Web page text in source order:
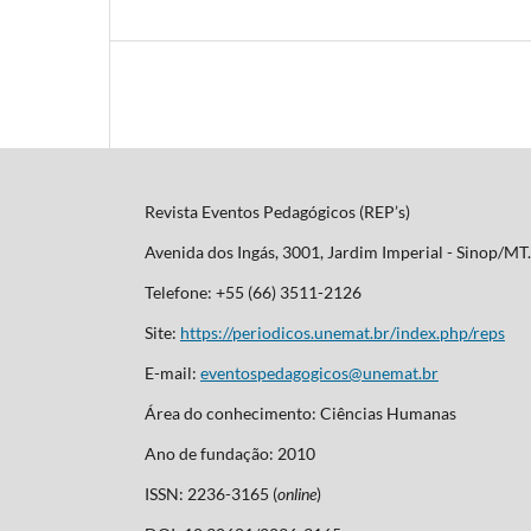
Revista Eventos Pedagógicos (REP’s)
Avenida dos Ingás, 3001, Jardim Imperial - Sinop/
Telefone: +55 (66) 3511-2126
Site: https://periodicos.unemat.br/index.php/reps
E-mail: eventospedagogicos@unemat.br
Área do conhecimento: Ciências Humanas
Ano de fundação: 2010
ISSN: 2236-3165 (online)